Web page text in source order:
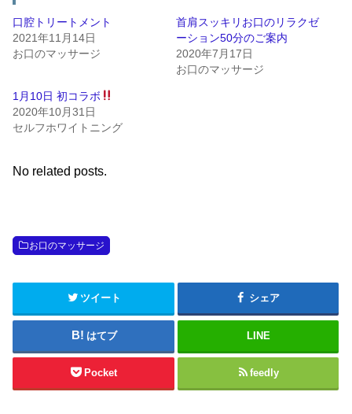
口腔トリートメント
2021年11月14日
お口のマッサージ
首肩スッキリお口のリラクゼ
ーション50分のご案内
2020年7月17日
お口のマッサージ
1月10日 初コラボ
2020年10月31日
セルフホワイトニング
No related posts.
お口のマッサージ
ツイート シェア
はてブ LINE
Pocket feedly